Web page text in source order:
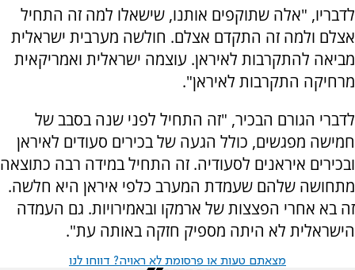
לדבריו, "אלה שתוקפים אותנו, שישאלו למה זה התחיל
אצלם ולמה זה התקדם אצלם. חולשה מערבית ישראלית
מביאה להתקרבות לאיראן. עוצמה ישראלית ואמריקאית
מרחיקה התקרבות לאיראן".
לדברי הגורם הבכיר, "זה התחיל לפני שנה בסבב של
חמישה מפגשים, כולל הגעה של בכירים סעודים לאיראן
ובכירים איראנים לסעודיה. זה התחיל במידה רבה כתוצאה
מתחושה שלהם שעמדת המערב כלפי איראן היא חלשה.
זה בא אחרי הפצצות של ארמקו ובאמירויות. גם העמדה
הישראלית לא היתה מספיק חזקה באותה עת".
מצאתם טעות או פרסומת לא ראויה? דווחו לנו